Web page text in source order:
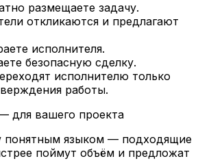
размещаете задачу.
откликаются и предлагают
исполнителя.
безопасную сделку.
исполнителю только
работы.
для вашего проекта
понятным языком — подходящие
поймут объём и предложат